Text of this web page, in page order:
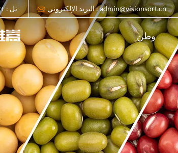
تل : +8613655554449 البريد الإلكتروني : admin@visionsort.cn
وطن